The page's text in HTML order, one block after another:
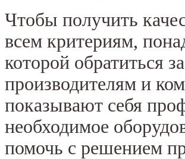
Чтобы получить
всем критериям,
которой обратиться
производителям и
показывают себя
необходимое
помочь с решением